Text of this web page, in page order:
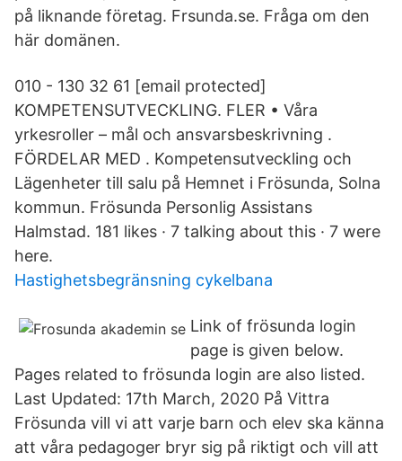
på liknande företag. Frsunda.se. Fråga om den
här domänen.
010 - 130 32 61 [email protected]
KOMPETENSUTVECKLING. FLER • Våra
yrkesroller – mål och ansvarsbeskrivning .
FÖRDELAR MED . Kompetensutveckling och
Lägenheter till salu på Hemnet i Frösunda, Solna
kommun. Frösunda Personlig Assistans
Halmstad. 181 likes · 7 talking about this · 7 were
here.
Hastighetsbegränsning cykelbana
Link of frösunda login
page is given below.
Pages related to frösunda login are also listed.
Last Updated: 17th March, 2020 På Vittra
Frösunda vill vi att varje barn och elev ska känna
att våra pedagoger bryr sig på riktigt och vill att